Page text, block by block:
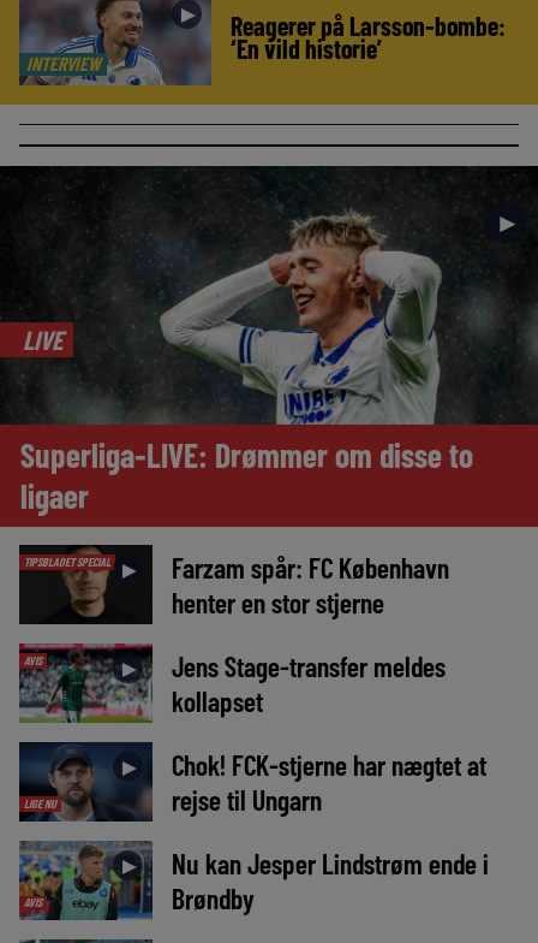
INTERVIEW
► Reagerer på Larsson-bombe:
‘En vild historie’
►
LIVE
Superliga-LIVE: Drømmer om disse to
ligaer
TIPSBLADET SPECIAL ►
Farzam spår: FC København
henter en stor stjerne
AVIS ►
Jens Stage-transfer meldes
kollapset
LIGE NU
►
Chok! FCK-stjerne har nægtet at
rejse til Ungarn
AVIS
►
Nu kan Jesper Lindstrøm ende i
Brøndby